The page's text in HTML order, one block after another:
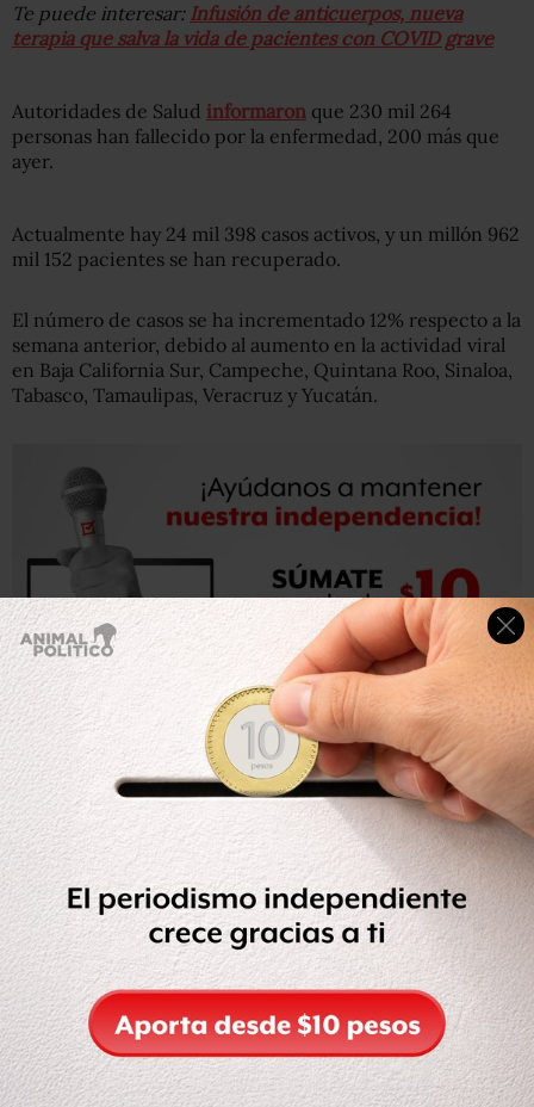
Te puede interesar: Infusión de anticuerpos, nueva
terapia que salva la vida de pacientes con COVID grave
Autoridades de Salud informaron que 230 mil 264
personas han fallecido por la enfermedad, 200 más que
ayer.
Actualmente hay 24 mil 398 casos activos, y un millón 962
mil 152 pacientes se han recuperado.
El número de casos se ha incrementado 12% respecto a la
semana anterior, debido al aumento en la actividad viral
en Baja California Sur, Campeche, Quintana Roo, Sinaloa,
Tabasco, Tamaulipas, Veracruz y Yucatán.
La Secretaría de Salud federal indicó que a nivel nacional
hay una ocupación del 15% de camas generales para
pacientes con COVID y 14% de camas con ventilador.
Este martes fueron aplicadas 441 mil 40 vacunas en todo
el país, con las que ya suman 38 millones 248 mil 562 las
dosis aplicadas.
El 15 de junio se aplicaron 441 mil 040 dosis de vacunas
contra#COVID19. En todo el país se han aplicado 38
millones 248 mil 562 dosis.pic.twitter.com/tMHDqjdjRA